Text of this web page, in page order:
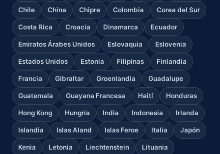
Chile China Chipre Colombia Corea del Sur
Costa Rica Croacia Dinamarca Ecuador
Emiratos Árabes Unidos Eslovaquia Eslovenia
Estados Unidos Estonia Filipinas Finlandia
Francia Gibraltar Groenlandia Guadalupe
Guatemala Guayana Francesa Haití Honduras
Hong Kong Hungría India Indonesia Irlanda
Islandia Islas Aland Islas Feroe Italia Japón
Kenia Letonia Liechtenstein Lituania